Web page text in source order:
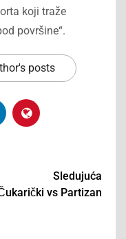
koji traže
površine“.
posts
Sledujuća
vs Partizan